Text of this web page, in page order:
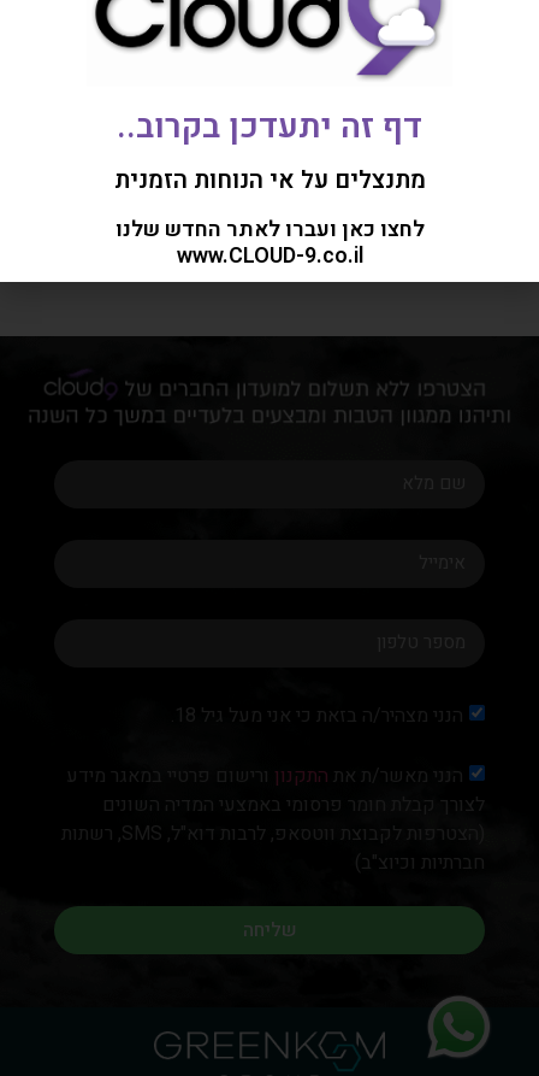
Add to cart
חדש בחנות:
הנני מצהיר/ה בזאת כי אני מעל גיל 18.
הנני מאשר/ת את התקנון ורישום פרטיי במאגר מידע
לצורך קבלת חומר פרסומי באמצעי המדיה השונים
(הצטרפות לקבוצת ווטסאפ, לרבות דוא"ל, SMS, רשתות
חברתיות וכיוצ"ב)
שליחה
דף זה יתעדכן בקרוב..
מתנצלים על אי הנוחות הזמנית
לחצו כאן ועברו לאתר החדש שלנו
www.CLOUD-9.co.il